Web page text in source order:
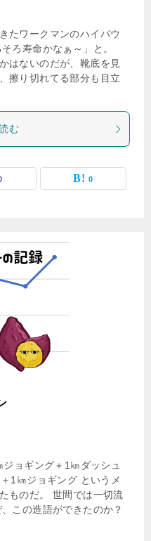
たワークマンのハイバウ
ろ寿命かなぁ～」と。
はないのだが、靴底を見
擦り切れてる部分も目立
む
0
ョギング＋1㎞ダッシュ
1㎞ジョギング というメ
ものだ。 世間では一切流
この造語ができたのか？